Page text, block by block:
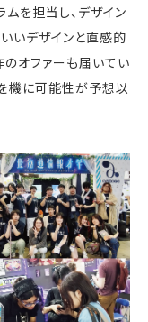
を担当し、デザイン
いデザインと直感的
オファーも届いてい
機に可能性が予想以